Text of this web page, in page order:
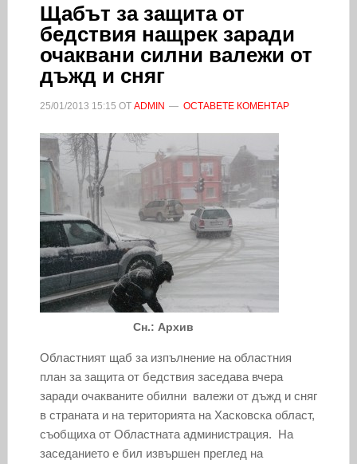
Щабът за защита от
бедствия нащрек заради
очаквани силни валежи от
дъжд и сняг
25/01/2013 15:15 ОТ ADMIN ОСТАВЕТЕ КОМЕНТАР
Сн.: Архив
Областният щаб за изпълнение на областния
план за защита от бедствия заседава вчера
заради очакваните обилни валежи от дъжд и сняг
в страната и на територията на Хасковска област,
съобщиха от Областната администрация. На
заседанието е бил извършен преглед на